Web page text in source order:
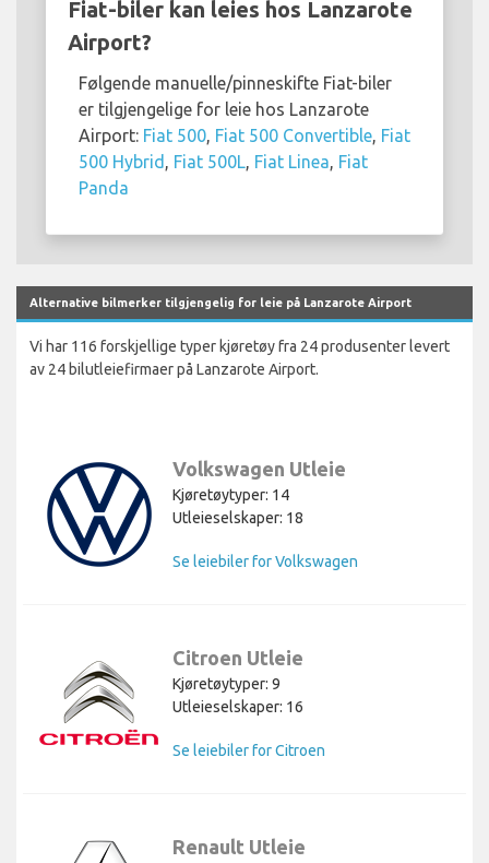
Fiat-biler kan leies hos Lanzarote
Airport?
Følgende manuelle/pinneskifte Fiat-biler
er tilgjengelige for leie hos Lanzarote
Airport: Fiat 500, Fiat 500 Convertible, Fiat
500 Hybrid , Fiat 500L, Fiat Linea, Fiat
Panda
Alternative bilmerker tilgjengelig for leie på Lanzarote Airport
Vi har 116 forskjellige typer kjøretøy fra 24 produsenter levert
av 24 bilutleiefirmaer på Lanzarote Airport.
Volkswagen Utleie
Kjøretøytyper: 14
Utleieselskaper: 18
Se leiebiler for Volkswagen
Citroen Utleie
Kjøretøytyper: 9
Utleieselskaper: 16
Se leiebiler for Citroen
Renault Utleie